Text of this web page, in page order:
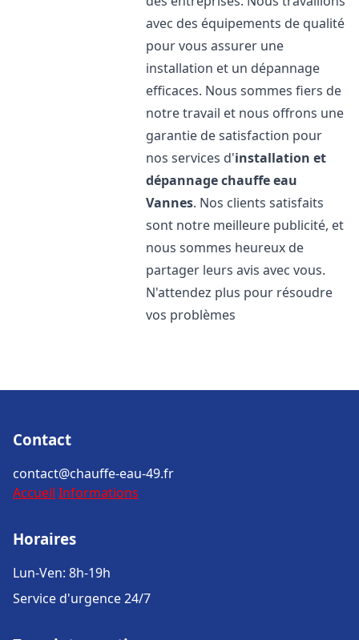
avec des équipements de qualité
pour vous assurer une
installation et un dépannage
efficaces. Nous sommes fiers de
notre travail et nous offrons une
garantie de satisfaction pour
nos services d'installation et
dépannage chauffe eau
Vannes. Nos clients satisfaits
sont notre meilleure publicité, et
nous sommes heureux de
partager leurs avis avec vous.
N'attendez plus pour résoudre
vos problèmes
Contact
contact@chauffe-eau-49.fr
Accueil Informations
Horaires
Lun-Ven: 8h-19h
Service d'urgence 24/7